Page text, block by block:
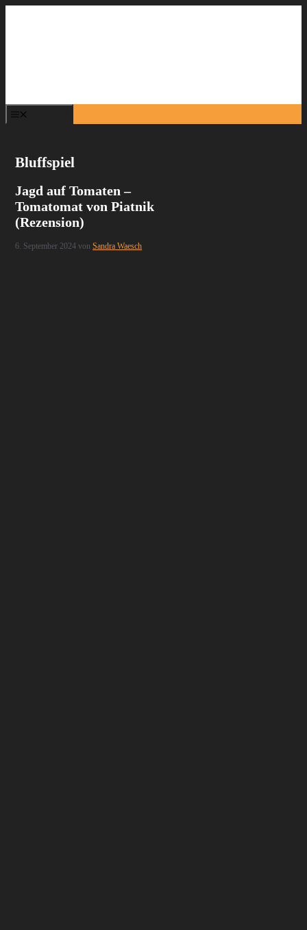
Bluffspiel
Jagd auf Tomaten –
Tomatomat von Piatnik
(Rezension)
6. September 2024 vonSandra Waesch